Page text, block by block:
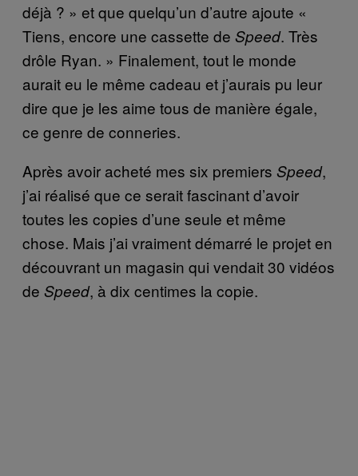
déjà ? » et que quelqu’un d’autre ajoute «
Tiens, encore une cassette de Speed. Très
drôle Ryan. » Finalement, tout le monde
aurait eu le même cadeau et j’aurais pu leur
dire que je les aime tous de manière égale,
ce genre de conneries.
Après avoir acheté mes six premiers Speed,
j’ai réalisé que ce serait fascinant d’avoir
toutes les copies d’une seule et même
chose. Mais j’ai vraiment démarré le projet en
découvrant un magasin qui vendait 30 vidéos
de Speed, à dix centimes la copie.